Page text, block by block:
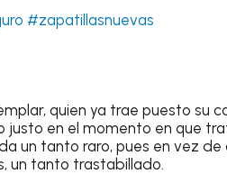
#zapatillasnuevas
quien ya trae puesto su
justo en el momento en que
un tanto raro, pues en vez
un tanto trastabillado.